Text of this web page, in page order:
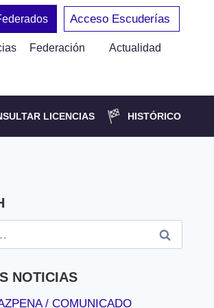
Acceso Escuderías
Federación Actualidad
LICENCIAS HISTÓRICO
NOTICIAS
/ COMUNICADO